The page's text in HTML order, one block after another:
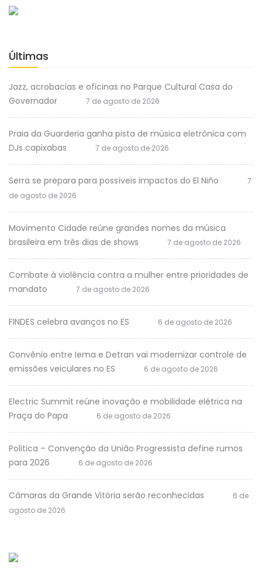
Últimas
Jazz, acrobacias e oficinas no Parque Cultural Casa do
Governador
7 de agosto de 2026
Praia da Guarderia ganha pista de música eletrônica com
DJs capixabas
7 de agosto de 2026
Serra se prepara para possíveis impactos do El Niño
7
de agosto de 2026
Movimento Cidade reúne grandes nomes da música
brasileira em três dias de shows
7 de agosto de 2026
Combate à violência contra a mulher entre prioridades de
mandato
7 de agosto de 2026
FINDES celebra avanços no ES 6 de agosto de 2026
Convênio entre Iema e Detran vai modernizar controle de
emissões veiculares no ES
6 de agosto de 2026
Electric Summit reúne inovação e mobilidade elétrica na
Praça do Papa
6 de agosto de 2026
Politica – Convenção da União Progressista define rumos
para 2026
6 de agosto de 2026
Câmaras da Grande Vitória serão reconhecidas
6 de
agosto de 2026